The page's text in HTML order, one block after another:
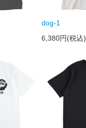
dog-1
6,380円(税込)